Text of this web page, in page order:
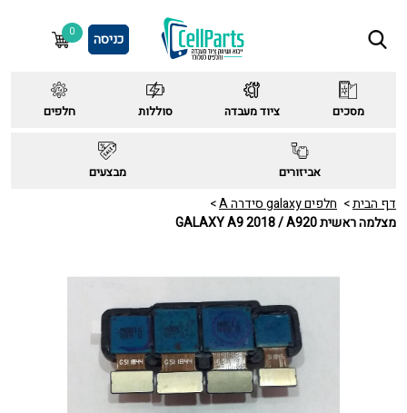
כניסה 0
מסכים ציוד מעבדה סוללות חלפים
אביזורים מבצעים
דף הבית
חלפים galaxy סידרה A
מצלמה ראשית GALAXY A9 2018 / A920